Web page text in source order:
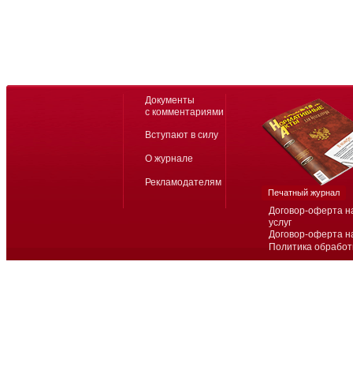
Договор-оферта
услуг
Договор-оферта
Политика
Документы
с комментариями
Вступают в силу
О журнале
Рекламодателям
Печатный журнал